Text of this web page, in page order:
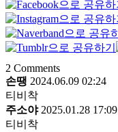
2 Comments
손땡 2024.06.09 02:24
티비착
주소야 2025.01.28 17:09
티비착